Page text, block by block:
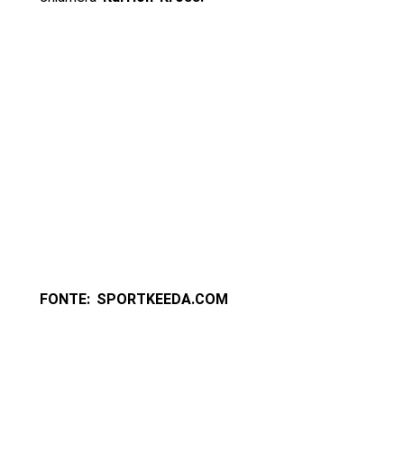
FONTE: SPORTKEEDA.COM